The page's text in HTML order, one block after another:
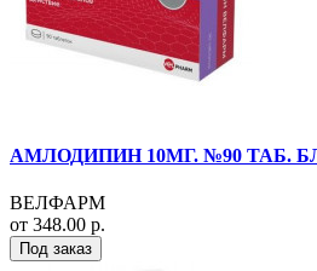
АМЛОДИПИН 10МГ. №90 ТАБ.
ВЕЛФАРМ
от 348.00 р.
Под заказ